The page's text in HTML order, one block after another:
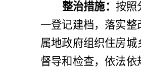
整治措施： 按照
一登记建档，落实
属地政府组织住房
督导和检查，依法